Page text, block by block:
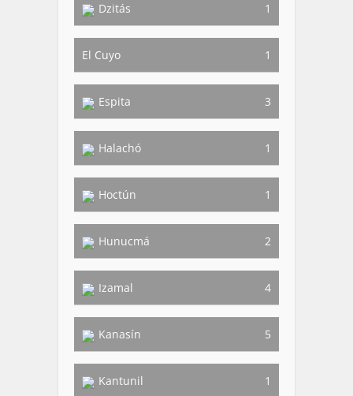
Dzitás 1
El Cuyo 1
Espita 3
Halachó 1
Hoctún 1
Hunucmá 2
Izamal 4
Kanasín 5
Kantunil 1